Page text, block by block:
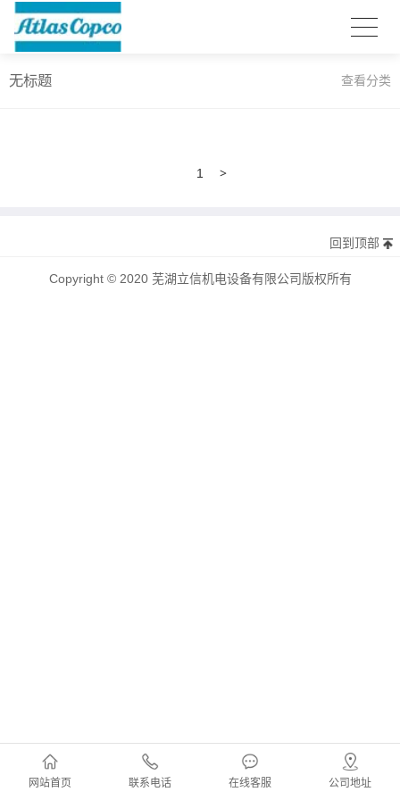
无标题 查看分类
1 >
网站首页 联系电话 在线客服 公司地址
回到顶部
Copyright © 2020 芜湖立信机电设备有限公司版权所有